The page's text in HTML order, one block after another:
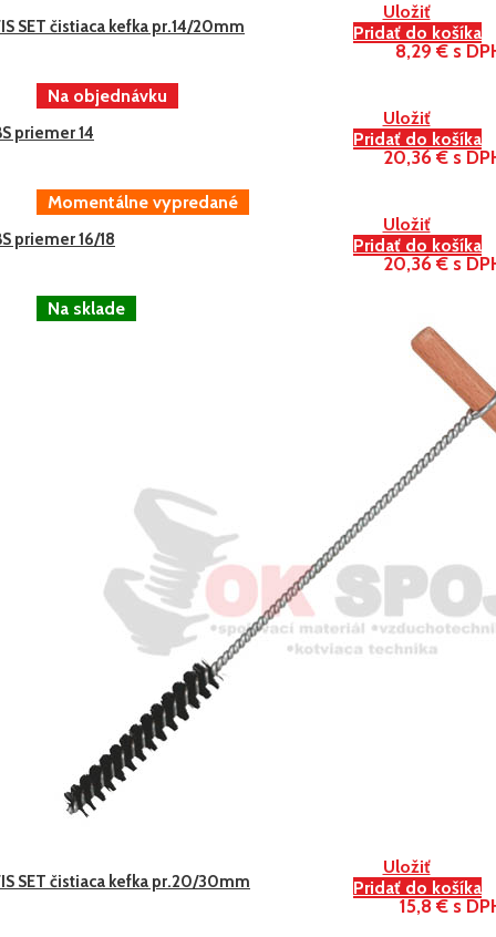
Uložiť
Pridať do košíka
SET čistiaca kefka pr.14/20mm
8,29 € s
Uložiť
Pridať do košíka
priemer 14
20,36 € s
Uložiť
Pridať do košíka
priemer 16/18
20,36 € s
Uložiť
Pridať do košíka
SET čistiaca kefka pr.20/30mm
15,8 € s